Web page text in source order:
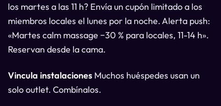
los martes a las 11 h? Envía un cupón limitado a los
miembros locales el lunes por la noche. Alerta push:
«Martes calm massage −30 % para locales, 11-14 h».
Reservan desde la cama.
Vincula instalaciones Muchos huéspedes usan un
solo outlet. Combínalos.